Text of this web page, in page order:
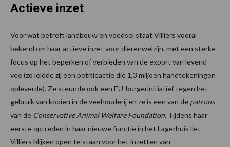
Actieve inzet
Voor wat betreft landbouw en voedsel staat Villiers vooral
bekend om haar actieve inzet voor dierenwelzijn, met een sterke
focus op het beperken of verbieden van de export van levend
vee (zo leidde zij een petitieactie die 1,3 miljoen handtekeningen
opleverde). Ze steunde ook een EU-burgerinitiatief tegen het
gebruik van kooien in de veehouderij en ze is een van de patrons
van de Conservative Animal Welfare Foundation. Tijdens haar
eerste optreden in haar nieuwe functie in het Lagerhuis liet
Villiers blijken open te staan voor het inzetten van